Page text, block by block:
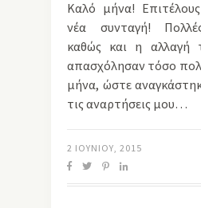
Καλό μήνα!
νέα συνταγή!
καθώς και η αλλαγή
απασχόλησαν τόσο
μήνα, ώστε
τις αναρτήσεις μου…
2 ΙΟΥΝΊΟΥ, 2015